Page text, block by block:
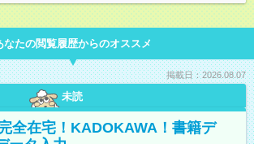
なたの閲覧履歴からのオススメ
掲載日：2026.08.07
未読
全在宅！KADOKAWA！書籍デ